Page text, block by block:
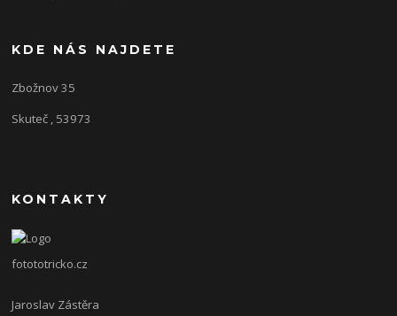
KDE NÁS NAJDETE
Zbožnov 35
Skuteč , 53973
KONTAKTY
fotototricko.cz
Jaroslav Zástěra